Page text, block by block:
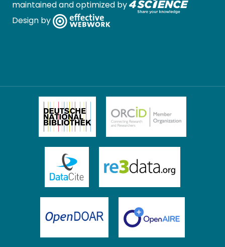
maintained and optimized by
Design by